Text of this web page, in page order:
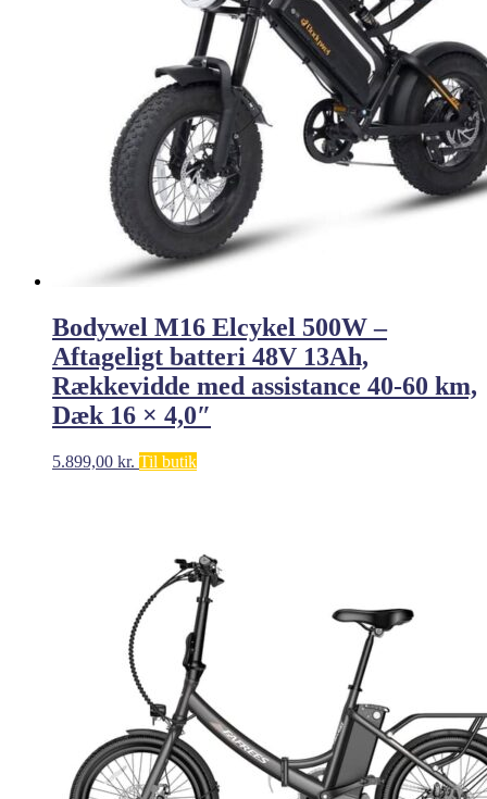
Bodywel M16 Elcykel 500W –
Aftageligt batteri 48V 13Ah,
Rækkevidde med assistance 40-60 km,
Dæk 16 × 4,0″
5.899,00 kr. Til butik